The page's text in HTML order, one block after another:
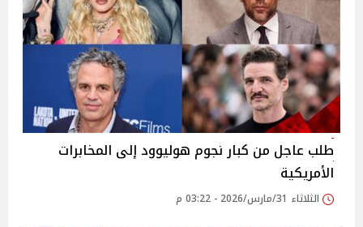
طلب عاجل من كبار نجوم هوليوود إلى المخابرات
الأمريكية
الثلاثاء 31/مارس/2026 - 03:22 م